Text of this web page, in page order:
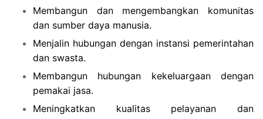
Membangun dan mengembangkan komunitas
dan sumber daya manusia.
Menjalin hubungan dengan instansi pemerintahan
dan swasta.
Membangun hubungan kekeluargaan dengan
pemakai jasa.
Meningkatkan kualitas pelayanan dan